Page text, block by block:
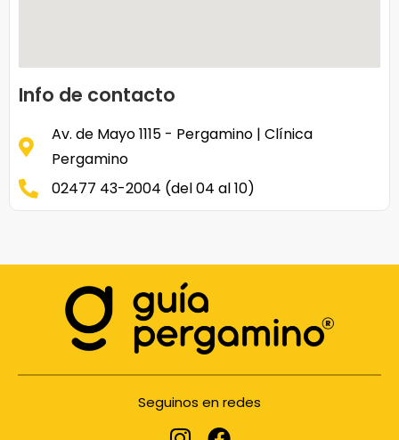
Info de contacto
Av. de Mayo 1115 - Pergamino | Clínica
Pergamino
02477 43-2004 (del 04 al 10)
Seguinos en redes